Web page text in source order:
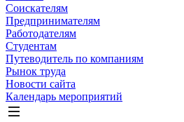
Соискателям
Предпринимателям
Работодателям
Студентам
Путеводитель по компаниям
Рынок труда
Новости сайта
Календарь мероприятий